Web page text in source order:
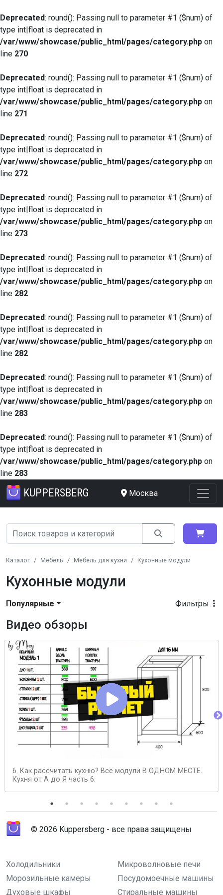
Deprecated: round(): Passing null to parameter #1 ($num) of
type int|float is deprecated in
/var/www/showcase/public_html/pages/category.php on
line 270
Deprecated: round(): Passing null to parameter #1 ($num) of
type int|float is deprecated in
/var/www/showcase/public_html/pages/category.php on
line 271
Deprecated: round(): Passing null to parameter #1 ($num) of
type int|float is deprecated in
/var/www/showcase/public_html/pages/category.php on
line 272
Deprecated: round(): Passing null to parameter #1 ($num) of
type int|float is deprecated in
/var/www/showcase/public_html/pages/category.php on
line 273
Deprecated: round(): Passing null to parameter #1 ($num) of
type int|float is deprecated in
/var/www/showcase/public_html/pages/category.php on
line 282
Deprecated: round(): Passing null to parameter #1 ($num) of
type int|float is deprecated in
/var/www/showcase/public_html/pages/category.php on
line 282
Deprecated: round(): Passing null to parameter #1 ($num) of
type int|float is deprecated in
/var/www/showcase/public_html/pages/category.php on
line 283
Deprecated: round(): Passing null to parameter #1 ($num) of
type int|float is deprecated in
/var/www/showcase/public_html/pages/category.php on
line 283
KUPPERSBERG Москва
Каталог Мебель Мебель для кухни Кухонные модули
Кухонные модули
Фильтры
Популярные
Видео обзоры
6. Как рассчитать кухню? Все модули В ОДНОМ МЕСТЕ.
Кухня от А до Я часть 6.
© 2026 Kuppersberg - все права защищены
Холодильники
Микроволновые печи
Морозильные камеры
Посудомоечные машины
Духовые шкафы
Стиральные машины